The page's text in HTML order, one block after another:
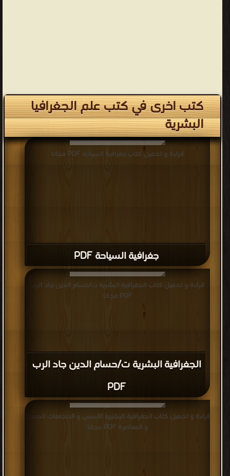
كتب اخرى في كتب علم الجغرافيا
البشرية
جغرافية السياحة PDF
قراءة و تحميل كتاب جغرافية السياحة PDF مجانا
الجغرافية البشرية ت/حسام الدين جاد الرب
PDF
قراءة و تحميل كتاب الجغرافية البشرية ت/حسام الدين جاد الرب
PDF مجانا
قراءة و تحميل كتاب الجغرافية البشرية الأسس و الاتجاهات الحديثة
و المعاصرة PDF مجانا